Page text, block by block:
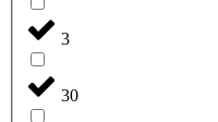
3
30